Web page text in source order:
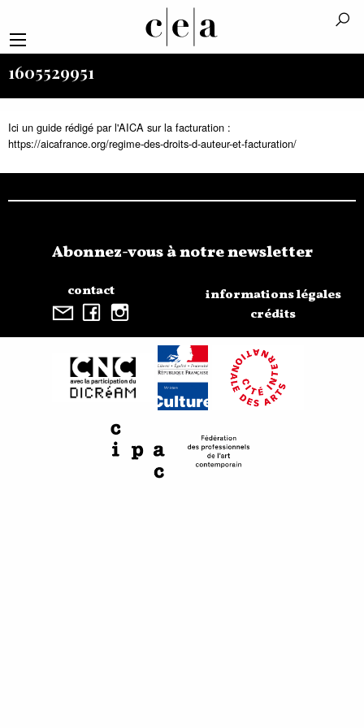
1605529951
Ici un guide rédigé par l'AICA sur la facturation :
https://aicafrance.org/regime-des-droits-d-auteur-et-facturation/
contact
Abonnez-vous à notre newsletter
informations légales
crédits